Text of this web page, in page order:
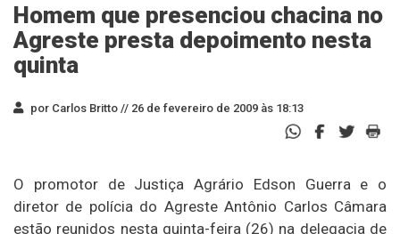
Homem que presenciou chacina no
Agreste presta depoimento nesta
quinta
por Carlos Britto // 26 de fevereiro de 2009 às 18:13
O promotor de Justiça Agrário Edson Guerra e o
diretor de polícia do Agreste Antônio Carlos Câmara
estão reunidos nesta quinta-feira (26) na delegacia de